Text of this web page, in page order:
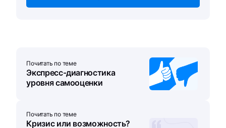
Почитать по теме
Экспресс-диагностика
уровня самооценки
Почитать по теме
Кризис или возможность?